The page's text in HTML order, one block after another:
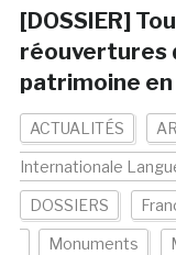
[DOSSIER]
réouvertures
patrimoine
ACTUALITÉS
Internationale
DOSSIERS
Monuments